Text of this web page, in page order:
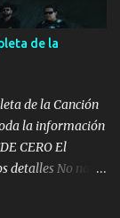
la PrimiZa
que su amigo y
hay pa más
hay de otra...
de la
de la Canción
la información
CERO El
detalles No nací